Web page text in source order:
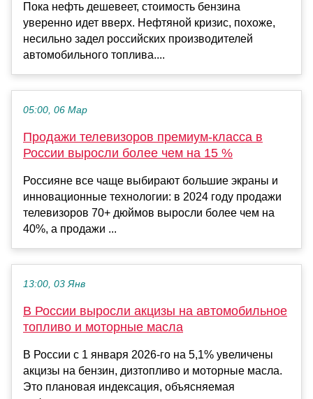
Пока нефть дешевеет, стоимость бензина
уверенно идет вверх. Нефтяной кризис, похоже,
несильно задел российских производителей
автомобильного топлива....
05:00, 06 Мар
Продажи телевизоров премиум-класса в
России выросли более чем на 15 %
Россияне все чаще выбирают большие экраны и
инновационные технологии: в 2024 году продажи
телевизоров 70+ дюймов выросли более чем на
40%, а продажи ...
13:00, 03 Янв
В России выросли акцизы на автомобильное
топливо и моторные масла
В России с 1 января 2026-го на 5,1% увеличены
акцизы на бензин, дизтопливо и моторные масла.
Это плановая индексация, объясняемая